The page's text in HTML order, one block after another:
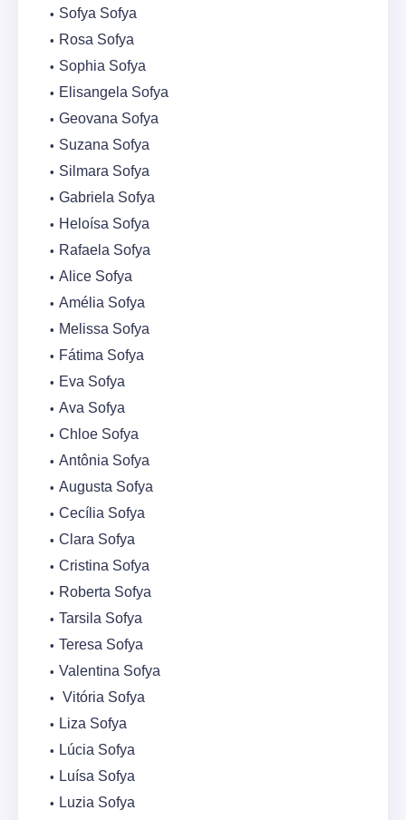
Sofya Sofya
Rosa Sofya
Sophia Sofya
Elisangela Sofya
Geovana Sofya
Suzana Sofya
Silmara Sofya
Gabriela Sofya
Heloísa Sofya
Rafaela Sofya
Alice Sofya
Amélia Sofya
Melissa Sofya
Fátima Sofya
Eva Sofya
Ava Sofya
Chloe Sofya
Antônia Sofya
Augusta Sofya
Cecília Sofya
Clara Sofya
Cristina Sofya
Roberta Sofya
Tarsila Sofya
Teresa Sofya
Valentina Sofya
Vitória Sofya
Liza Sofya
Lúcia Sofya
Luísa Sofya
Luzia Sofya